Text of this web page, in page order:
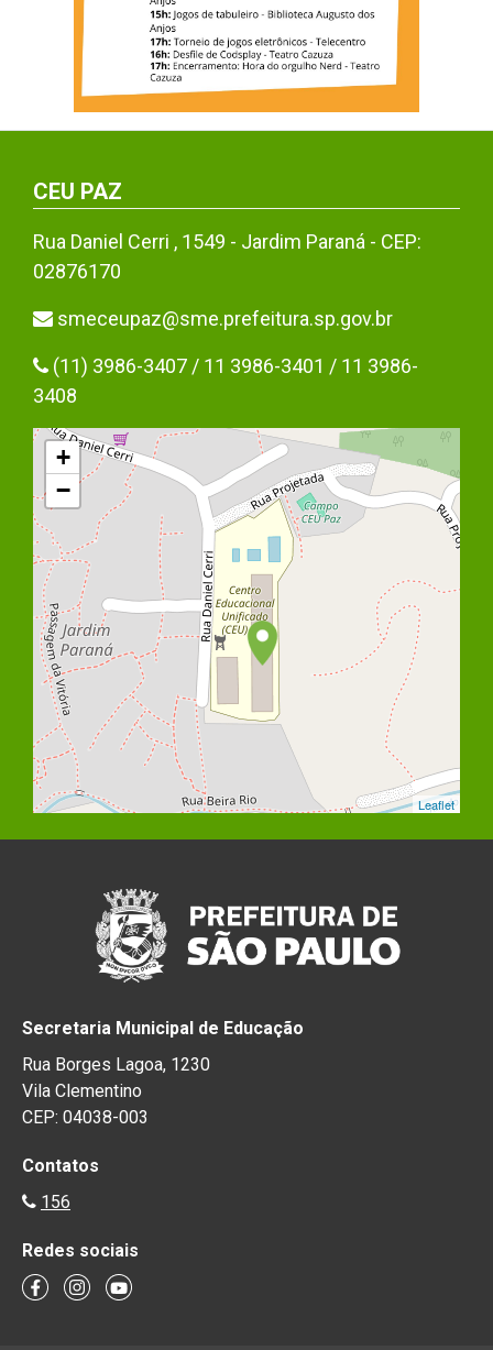
CEU PAZ
Rua Daniel Cerri , 1549 - Jardim Paraná - CEP:
02876170
smeceupaz@sme.prefeitura.sp.gov.br
(11) 3986-3407 / 11 3986-3401 / 11 3986-
3408
+
−
Leaflet
Secretaria Municipal de Educação
Rua Borges Lagoa, 1230
Vila Clementino
CEP: 04038-003
Contatos
156
Redes sociais